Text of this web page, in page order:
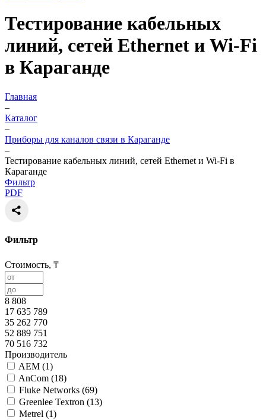
Тестирование кабельных
линий, сетей Ethernet и Wi-Fi
в Караганде
Главная
–
Каталог
–
Приборы для каналов связи в Караганде
–
Тестирование кабельных линий, сетей Ethernet и Wi-Fi в
Караганде
Фильтр
PDF
Фильтр
Стоимость, ₸
8 808
17 635 789
35 262 770
52 889 751
70 516 732
Производитель
AEM (1)
AnСom (18)
Fluke Networks (69)
Greenlee Textron (13)
Metrel (1)